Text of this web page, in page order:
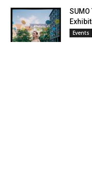
Events